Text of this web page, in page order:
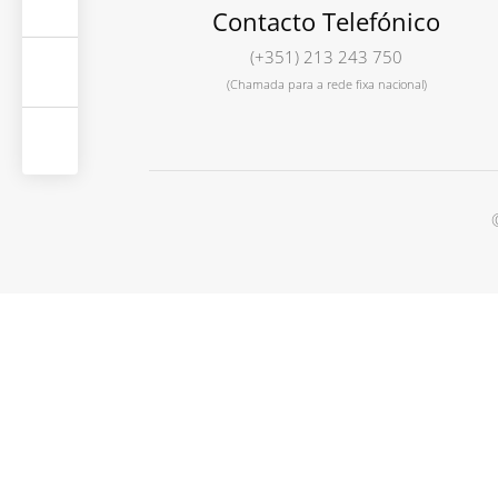
Contacto Telefónico
(+351) 213 243 750
(Chamada para a rede fixa nacional)